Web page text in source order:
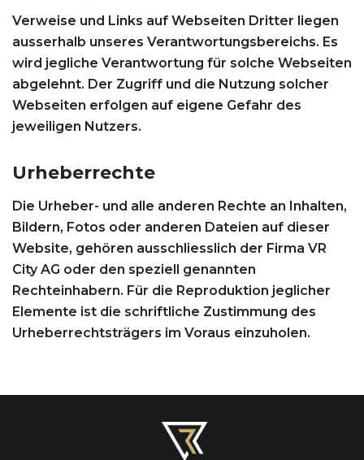
Verweise und Links auf Webseiten Dritter liegen
ausserhalb unseres Verantwortungsbereichs. Es
wird jegliche Verantwortung für solche Webseiten
abgelehnt. Der Zugriff und die Nutzung solcher
Webseiten erfolgen auf eigene Gefahr des
jeweiligen Nutzers.
Urheberrechte
Die Urheber- und alle anderen Rechte an Inhalten,
Bildern, Fotos oder anderen Dateien auf dieser
Website, gehören ausschliesslich der Firma VR
City AG oder den speziell genannten
Rechteinhabern. Für die Reproduktion jeglicher
Elemente ist die schriftliche Zustimmung des
Urheberrechtsträgers im Voraus einzuholen.